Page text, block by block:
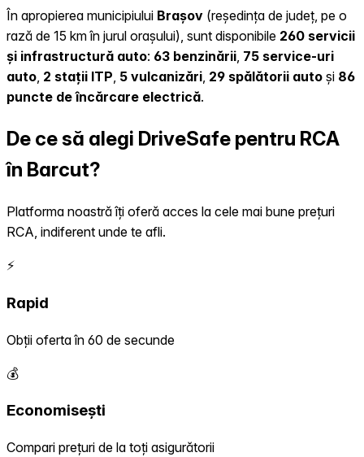
În apropierea municipiului Brașov (reședința de județ, pe o
rază de 15 km în jurul orașului), sunt disponibile 260 servicii
și infrastructură auto: 63 benzinării, 75 service-uri
auto, 2 stații ITP, 5 vulcanizări, 29 spălătorii auto și 86
puncte de încărcare electrică.
De ce să alegi DriveSafe pentru RCA
în Barcut?
Platforma noastră îți oferă acces la cele mai bune prețuri
RCA, indiferent unde te afli.
⚡
Rapid
Obții oferta în 60 de secunde
💰
Economisești
Compari prețuri de la toți asigurătorii